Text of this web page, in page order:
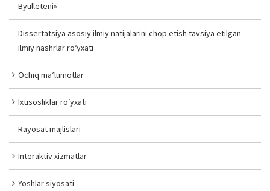
Byulleteni»
Dissertatsiya asosiy ilmiy natijalarini chop etish tavsiya etilgan
ilmiy nashrlar ro‘yxati
Ochiq ma’lumotlar
Ixtisosliklar ro‘yxati
Rayosat majlislari
Interaktiv xizmatlar
Yoshlar siyosati